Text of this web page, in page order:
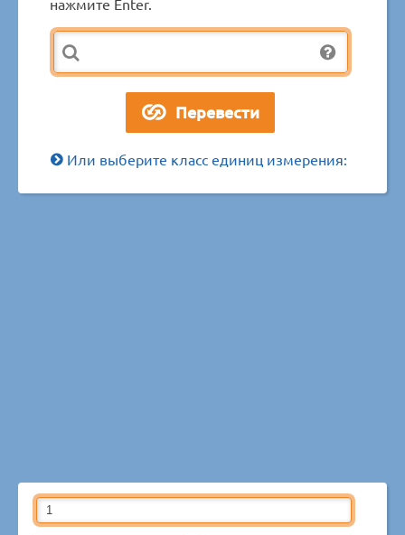
Или выберите класс единиц измерения: